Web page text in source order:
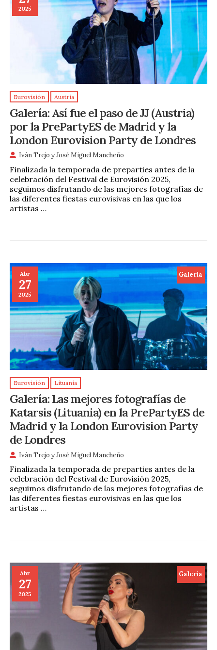
2025
Eurovisión Austria
Galería: Así fue el paso de JJ (Austria)
por la PrePartyES de Madrid y la
London Eurovision Party de Londres
Iván Trejo yJosé Miguel Mancheño
Finalizada la temporada de preparties antes de la
celebración del Festival de Eurovisión 2025,
seguimos disfrutando de las mejores fotografías de
las diferentes fiestas eurovisivas en las que los
artistas …
Abr
27
2025
Galeria
Eurovisión Lituania
Galería: Las mejores fotografías de
Katarsis (Lituania) en la PrePartyES de
Madrid y la London Eurovision Party
de Londres
Iván Trejo yJosé Miguel Mancheño
Finalizada la temporada de preparties antes de la
celebración del Festival de Eurovisión 2025,
seguimos disfrutando de las mejores fotografías de
las diferentes fiestas eurovisivas en las que los
artistas …
Abr
27
2025
Galeria